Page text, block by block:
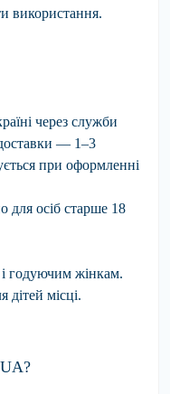
використання.
через служби
— 1–3
при оформленні
для осіб старше 18
і годуючим жінкам.
дітей місці.